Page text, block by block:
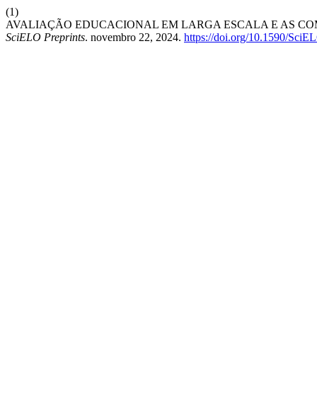
(1)
AVALIAÇÃO EDUCACIONAL EM LARGA ESCALA E AS
SciELO Preprints. novembro 22, 2024. https://doi.org/10.1590/